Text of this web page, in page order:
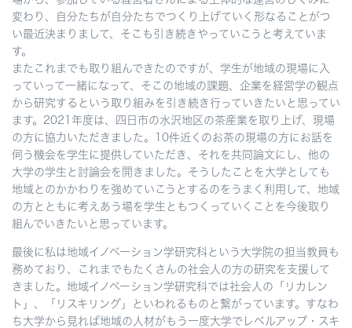
変わり、自分たちが自分たちでつくり上げていく形なることがつ
い最近決まりまして、そこも引き続きやっていこうと考えていま
す。
またこれまでも取り組んできたのですが、学生が地域の現場に入
っていって一緒になって、そこの地域の課題、企業を経営学の観点
から研究するという取り組みを引き続き行っていきたいと思ってい
ます。2021年度は、四日市の水沢地区の茶産業を取り上げ、現場
の方に協力いただきました。10件近くのお茶の現場の方にお話を
伺う機会を学生に提供していただき、それを共同論文にし、他の
大学の学生と討論会を開きました。そうしたことを大学としても
地域とのかかわりを強めていこうとするのをうまく利用して、地域
の方とともに考えあう場を学生ともつくっていくことを今後取り
組んでいきたいと思っています。
最後に私は地域イノベーション学研究科という大学院の担当教員も
務めており、これまでもたくさんの社会人の方の研究を支援して
きました。地域イノベーション学研究科では社会人の「リカレン
ト」、「リスキリング」といわれるものと繋がっています。すなわ
ち大学から見れば地域の人材がもう一度大学でレベルアップ・スキ